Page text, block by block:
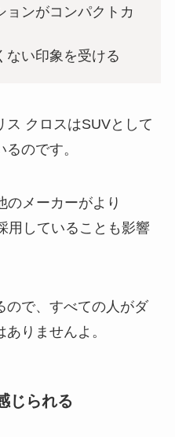
ョンがコンパクトカ
ない印象を受ける
ス クロスはSUVとして
のです。
のメーカーがより
用していることも影響
ので、すべての人がダ
りませんよ。
じられる